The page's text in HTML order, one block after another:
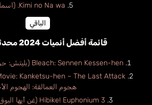
Kimi no Na wa. (اسمك)
الباقي
قائمة أفضل أنميات 2024 محدثة كل يوم
Bleach: Sennen Kessen-hen (بليتش: حرب الألف سنة الدموية)
هجوم العمالقة: الهجوم
Hibike! Euphonium 3 (غن أيها البوق الموسم الثالث)